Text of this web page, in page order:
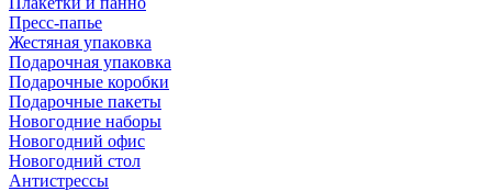
Пресс-папье
Жестяная упаковка
Подарочная упаковка
Подарочные коробки
Подарочные пакеты
Новогодние наборы
Новогодний офис
Новогодний стол
Антистрессы